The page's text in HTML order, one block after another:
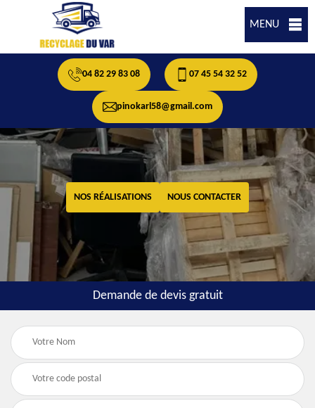
MENU
04 82 29 83 08 07 45 54 32 52
pinokarl58@gmail.com
NOS RÉALISATIONS NOUS CONTACTER
Demande de devis gratuit